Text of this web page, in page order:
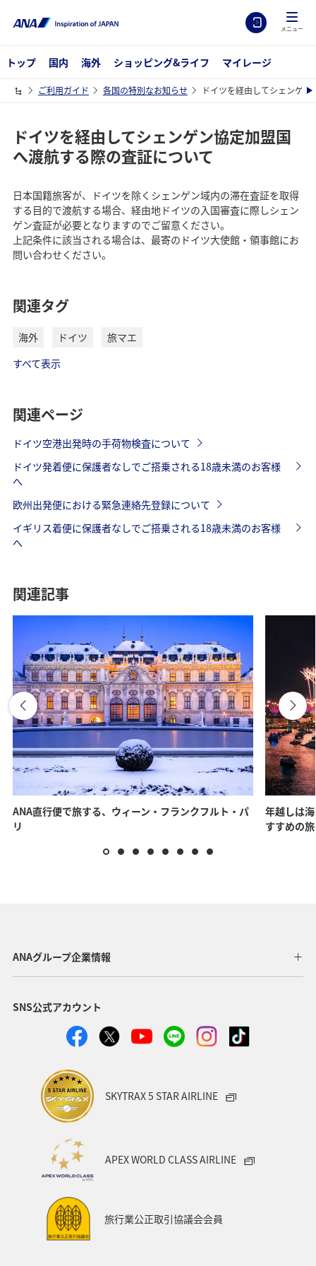
メニュー
トップ 国内 海外 ショッピング&ライフ マイレージ
ご利用ガイド 各国の特別なお知らせ ドイツを経由してシェンゲ
ドイツを経由してシェンゲン協定加盟国
へ渡航する際の査証について
日本国籍旅客が、ドイツを除くシェンゲン域内の滞在査証を取得
する目的で渡航する場合、経由地ドイツの入国審査に際しシェン
ゲン査証が必要となりますのでご留意ください。
上記条件に該当される場合は、最寄のドイツ大使館・領事館にお
問い合わせください。
関連タグ
海外 ドイツ
旅マエ
すべて表示
関連ページ
ドイツ空港出発時の手荷物検査について
ドイツ発着便に保護者なしでご搭乗される18歳未満のお客様
へ
欧州出発便における緊急連絡先登録について
イギリス着便に保護者なしでご搭乗される18歳未満のお客様
へ
関連記事
ANA直行便で旅する、ウィーン・フランクフルト・パ
リ
年越しは
すすめの
ANAグループ企業情報
SNS公式アカウント
SKYTRAX 5 STAR AIRLINE
APEX WORLD CLASS AIRLINE
旅行業公正取引協議会会員